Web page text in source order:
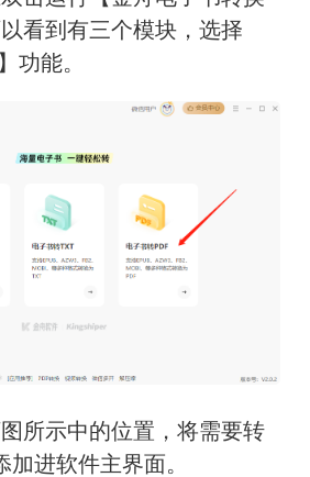
看到有三个模块，选择
功能。
所示中的位置，将需要转
加进软件主界面。